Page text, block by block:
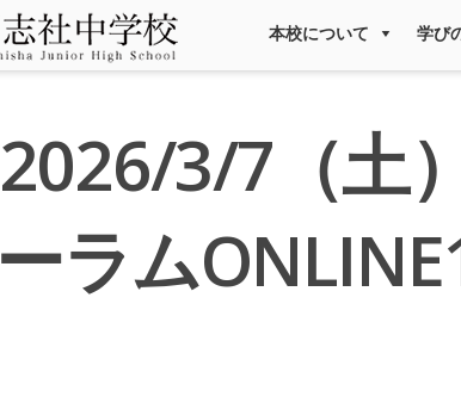
本校について 学び
2026/3/7（土
ーラム